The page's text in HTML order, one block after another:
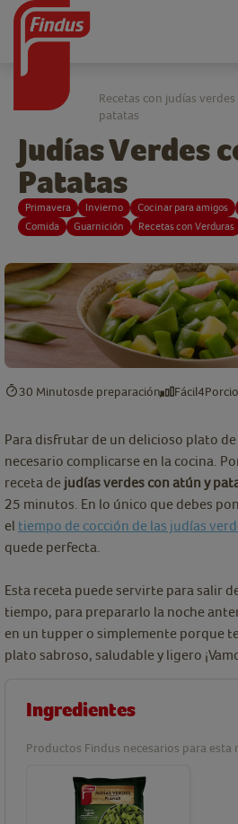
Judías Verdes
Patatas
Primavera Invierno Cocinar para amigos
Comida
Guarnición Recetas con Verduras
Recetas con judías verdes
patatas
30 Minutosde preparación Fácil4
Para disfrutar de un delicioso plato
necesario complicarse en la cocina.
receta de judías verdes con atún y
25 minutos. En lo único que debes
el tiempo de cocción de las judías
quede perfecta.
Esta receta puede servirte para salir
tiempo, para prepararlo la noche
en un tupper o simplemente porque
plato sabroso, saludable y ligero
Ingredientes
Productos Findus necesarios para esta